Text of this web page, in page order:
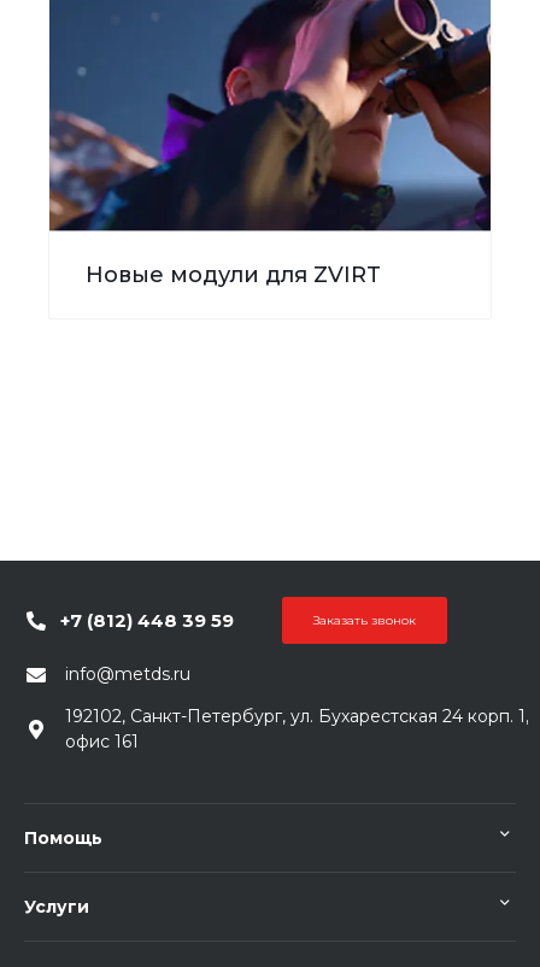
Новые модули для ZVIRT
+7 (812) 448 39 59 Заказать звонок
info@metds.ru
192102, Санкт-Петербург, ул. Бухарестская 24 корп. 1,
офис 161
Помощь
Услуги